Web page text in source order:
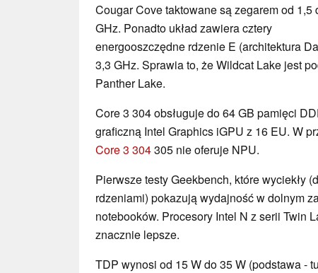
Cougar Cove taktowane są zegarem od 1,5
GHz. Ponadto układ zawiera cztery
energooszczędne rdzenie E (architektura
3,3 GHz. Sprawia to, że Wildcat Lake jest
Panther Lake.
Core 3 304 obsługuje do 64 GB pamięci
graficzną Intel Graphics iGPU z 16 EU. W
Core 3 304305 nie oferuje NPU.
Pierwsze testy Geekbench, które wyciekły
rdzeniami) pokazują wydajność w dolnym
notebooków. Procesory Intel N z serii Twin
znacznie lepsze.
TDP wynosi od 15 W do 35 W (podstawa -